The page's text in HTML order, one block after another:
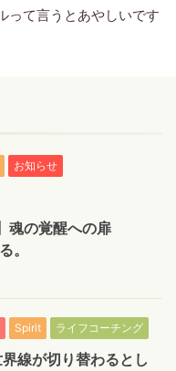
って言うとあやしいです
お知らせ
魂の覚醒への扉
。
Spirit ライフコーチング
界線が切り替わるとし